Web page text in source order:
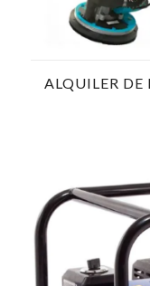
ALQUILER DE